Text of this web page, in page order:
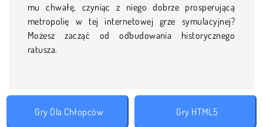
mu chwałę, czyniąc z niego dobrze prosperującą
metropolię w tej internetowej grze symulacyjnej?
Możesz zacząć od odbudowania historycznego
ratusza.
Gry Dla Chłopców Gry HTML5